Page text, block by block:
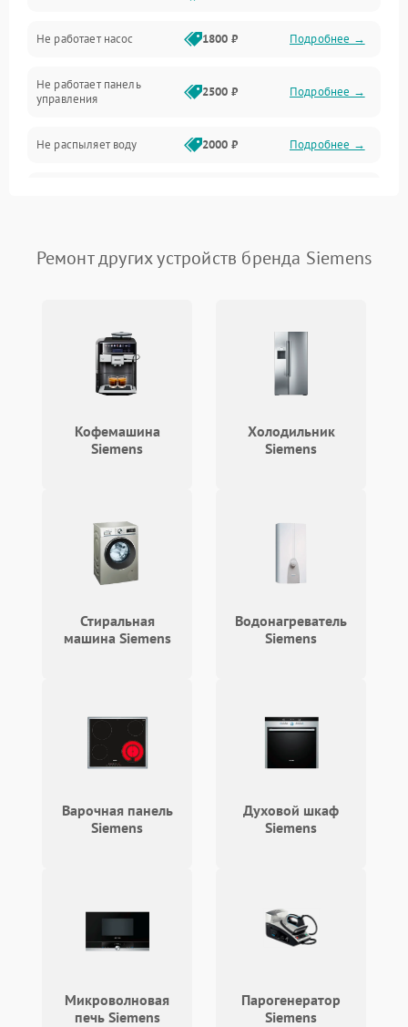
Вода
Гигиена
Программное обеспечение
Не работает насос 1800 ₽ Подробнее →
Не работает панель
управления
2500 ₽ Подробнее →
Не распыляет воду 2000 ₽ Подробнее →
Проблемы с набором
воды
1800 ₽ Подробнее →
Сбои в работе таймера
Ремонт других устройств бренда Siemens
Кофемашина
Siemens
Холодильник
Siemens
Стиральная
машина Siemens
Водонагреватель
Siemens
Варочная панель
Siemens
Духовой шкаф
Siemens
Микроволновая
печь Siemens
Парогенератор
Siemens